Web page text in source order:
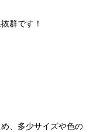
群です！
、多少サイズや色の